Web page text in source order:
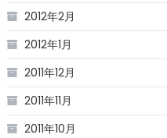
2012年2月
2012年1月
2011年12月
2011年11月
2011年10月